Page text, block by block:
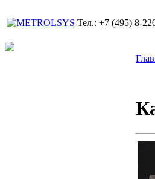
Тел.: +7 (495) 8-